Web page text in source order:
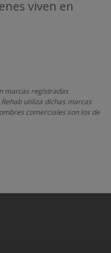
viven en
marcas registradas
utiliza dichas marcas
comerciales son los de